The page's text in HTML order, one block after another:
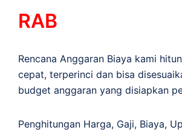
RAB
Rencana Anggaran Biaya kami
cepat, terperinci dan bisa
budget anggaran yang disiapkan
Penghitungan Harga, Gaji, Biaya,